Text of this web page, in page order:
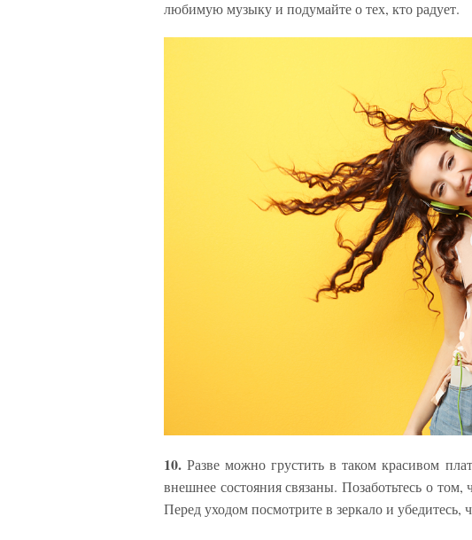
любимую музыку и подумайте о тех, кто радует.
10.Разве можно грустить в таком красивом
внешнее состояния связаны. Позаботьтесь о
Перед уходом посмотрите в зеркало и убедитесь,